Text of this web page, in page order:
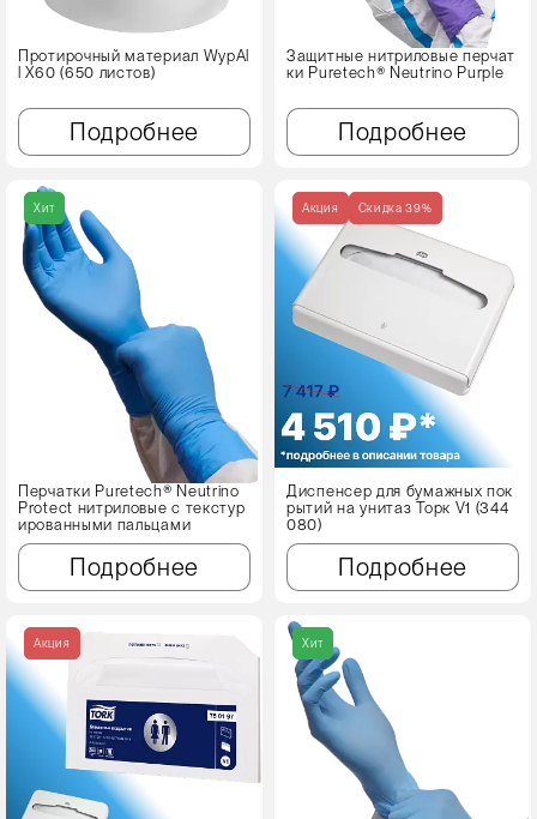
Протирочный материал WypAl
l X60 (650 листов)
Подробнее
Защитные нитриловые перчат
ки Puretech® Neutrino Purple
Подробнее
Хит
Перчатки Puretech® Neutrino
Protect нитриловые с текстур
ированными пальцами
Подробнее
Акция Cкидка 39%
Диспенсер для бумажных пок
рытий на унитаз Торк V1 (344
080)
Подробнее
Акция Хит